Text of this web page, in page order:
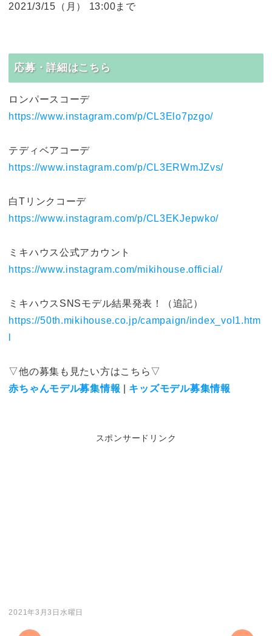
2021/3/15（月） 13:00まで
応募・詳細はこちら
ロンパースコーデ
https://www.instagram.com/p/CL3Elo7pzgo/
テディベアコーデ
https://www.instagram.com/p/CL3ERWmJZvs/
白Tリンクコーデ
https://www.instagram.com/p/CL3EKJepwko/
ミキハウス公式アカウント
https://www.instagram.com/mikihouse.official/
ミキハウスSNSモデル結果発表！（追記）
https://50th.mikihouse.co.jp/campaign/index_vol1.htm
▽他の募集も見たい方はこちら▽
赤ちゃんモデル募集情報
キッズモデル募集情報
スポンサードリンク
2021年3月3日水曜日